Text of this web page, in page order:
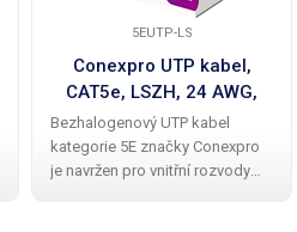
5EUTP-LS
Conexpro UTP kabel,
CAT5e, LSZH, 24 AWG,
305m, bílý
Bezhalogenový UTP kabel
kategorie 5E značky Conexpro
je navržen pro vnitřní rozvody